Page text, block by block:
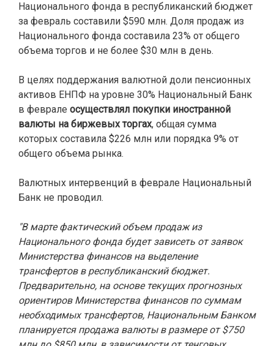
Национального фонда в республиканский бюджет
за февраль составили $590 млн. Доля продаж из
Национального фонда составила 23% от общего
объема торгов и не более $30 млн в день.
В целях поддержания валютной доли пенсионных
активов ЕНПФ на уровне 30% Национальный Банк
в феврале осуществлял покупки иностранной
валюты на биржевых торгах, общая сумма
которых составила $226 млн или порядка 9% от
общего объема рынка.
Валютных интервенций в феврале Национальный
Банк не проводил.
"В марте фактический объем продаж из
Национального фонда будет зависеть от заявок
Министерства финансов на выделение
трансфертов в республиканский бюджет.
Предварительно, на основе текущих прогнозных
ориентиров Министерства финансов по суммам
необходимых трансфертов, Национальным Банком
планируется продажа валюты в размере от $750